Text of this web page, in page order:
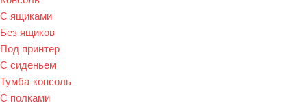
С ящиками
Без ящиков
Под принтер
С сиденьем
Тумба-консоль
С полками